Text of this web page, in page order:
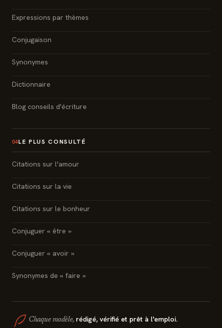
Expressions par thèmes
Conjugaison
Synonymes
Dictionnaire
Blog conseils d'écriture
04LE PLUS CONSULTÉ
Citations sur l'amour
Citations sur la vie
Citations sur le bonheur
Conjuguer « être »
Conjuguer « avoir »
Synonymes de « faire »
Chaque modèle, rédigé, vérifié et prêt à l'emploi.